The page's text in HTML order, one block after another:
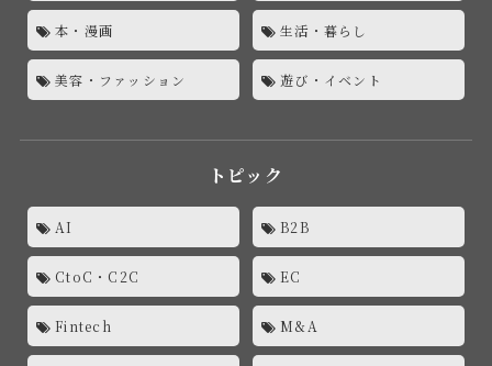
本・漫画 生活・暮らし
美容・ファッション 遊び・イベント
トピック
AI B2B
CtoC・C2C EC
Fintech M&A